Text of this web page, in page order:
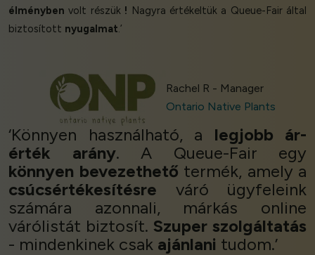
élményben volt részük ! Nagyra értékeltük a Queue-Fair által
biztosított nyugalmat.’
Rachel R - Manager
Ontario Native Plants
‘Könnyen használható, a legjobb ár-
érték arány. A Queue-Fair egy
könnyen bevezethető termék, amely a
csúcsértékesítésre váró ügyfeleink
számára azonnali, márkás online
várólistát biztosít. Szuper szolgáltatás
- mindenkinek csak ajánlani tudom.’